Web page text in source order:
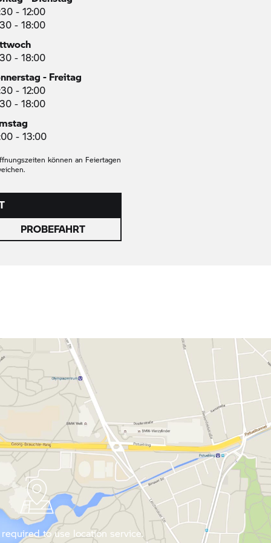
- 12:00
- 18:00
- 18:00
- Freitag
- 12:00
- 18:00
- 13:00
können an Feiertagen
PROBEFAHRT
to use location service.